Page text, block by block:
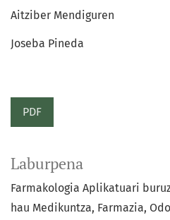
Aitziber Mendiguren
Joseba Pineda
PDF
Laburpena
Farmakologia Aplikatuari
hau Medikuntza, Farmazia,